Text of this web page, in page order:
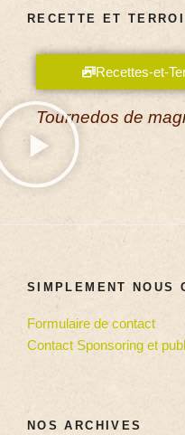
RECETTE ET
Recettes-et-
Tournedos de
SIMPLEMENT NOUS
Formulaire de contact
Contact Sponsoring et
NOS ARCHIVES